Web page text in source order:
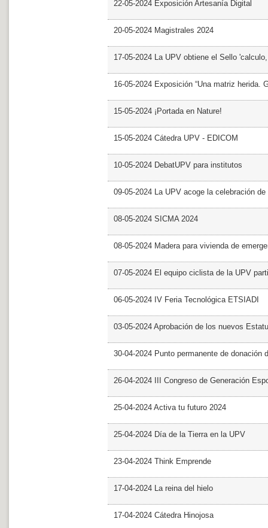
22-05-2024 Exposición Artesanía Digital
20-05-2024 Magistrales 2024
17-05-2024 La UPV obtiene el Sello
16-05-2024 Exposición “Una matriz herida.
15-05-2024 ¡Portada en Nature!
15-05-2024 Cátedra UPV - EDICOM
10-05-2024 DebatUPV para institutos
09-05-2024 La UPV acoge la celebración
08-05-2024 SICMA 2024
08-05-2024 Madera para vivienda de
07-05-2024 El equipo ciclista de la UPV
06-05-2024 IV Feria Tecnológica ETSIADI
03-05-2024 Aprobación de los nuevos
30-04-2024 Punto permanente de donación
26-04-2024 III Congreso de Generación
25-04-2024 Activa tu futuro 2024
25-04-2024 Día de la Tierra en la UPV
23-04-2024 Think Emprende
17-04-2024 La reina del hielo
17-04-2024 Cátedra Hinojosa